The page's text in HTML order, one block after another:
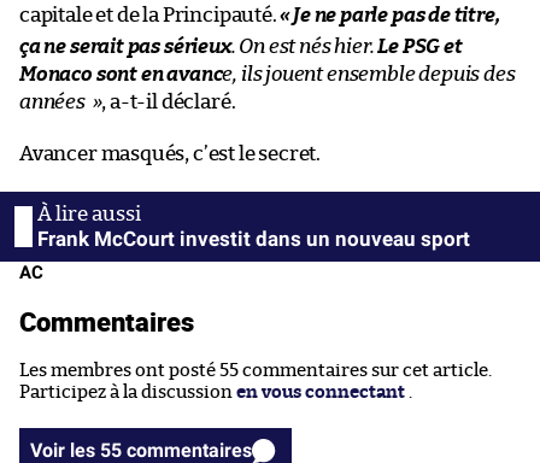
capitale et de la Principauté.«Je ne parle pas de titre,
ça ne serait pas sérieux. On est nés hier.Le PSG et
Monaco sont en avance, ils jouent ensemble depuis des
années», a-t-il déclaré.
Avancer masqués, c’est le secret.
Frank McCourt investit dans un nouveau sport
AC
Commentaires
Les membres ont posté 55 commentaires sur cet article.
Participez à la discussion en vous connectant
Voir les 55 commentaires